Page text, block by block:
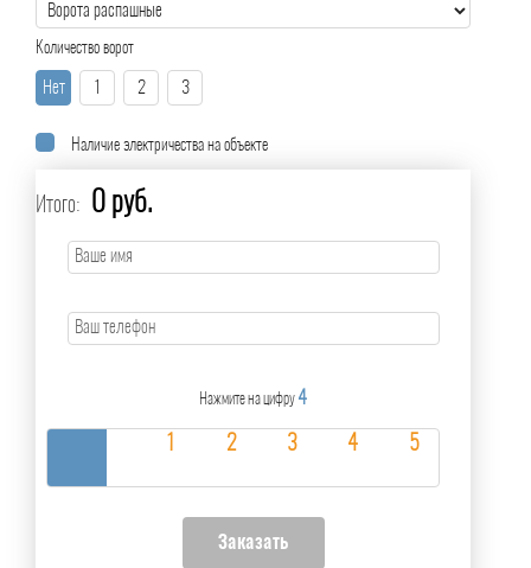
Количество ворот
Нет 2 3
Наличие электричества на объекте
Итого: 0 руб.
Нажмите на цифру 4